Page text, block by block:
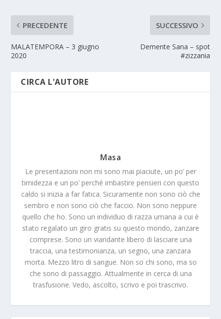
PRECEDENTE
MALATEMPORA – 3 giugno
2020
SUCCESSIVO
Demente Sana – spot
#zizzania
CIRCA L'AUTORE
Masa
Le presentazioni non mi sono mai piaciute, un po’ per
timidezza e un po’ perché imbastire pensieri con questo
caldo si inizia a far fatica. Sicuramente non sono ciò che
sembro e non sono ciò che faccio. Non sono neppure
quello che ho. Sono un individuo di razza umana a cui è
stato regalato un giro gratis su questo mondo, zanzare
comprese. Sono un viandante libero di lasciare una
traccia, una testimonianza, un segno, una zanzara
morta. Mezzo litro di sangue. Non so chi sono, ma so
che sono di passaggio. Attualmente in cerca di una
trasfusione. Vedo, ascolto, scrivo e poi trascrivo.